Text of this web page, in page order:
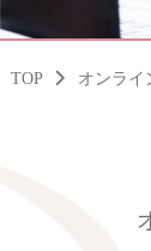
TOP オンライ